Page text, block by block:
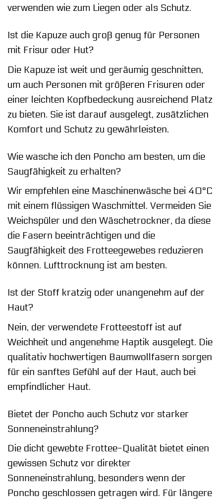
verwenden wie zum Liegen oder als Schutz.
Ist die Kapuze auch groß genug für Personen
mit Frisur oder Hut?
Die Kapuze ist weit und geräumig geschnitten,
um auch Personen mit größeren Frisuren oder
einer leichten Kopfbedeckung ausreichend Platz
zu bieten. Sie ist darauf ausgelegt, zusätzlichen
Komfort und Schutz zu gewährleisten.
Wie wasche ich den Poncho am besten, um die
Saugfähigkeit zu erhalten?
Wir empfehlen eine Maschinenwäsche bei 40°C
mit einem flüssigen Waschmittel. Vermeiden Sie
Weichspüler und den Wäschetrockner, da diese
die Fasern beeinträchtigen und die
Saugfähigkeit des Frotteegewebes reduzieren
können. Lufttrocknung ist am besten.
Ist der Stoff kratzig oder unangenehm auf der
Haut?
Nein, der verwendete Frotteestoff ist auf
Weichheit und angenehme Haptik ausgelegt. Die
qualitativ hochwertigen Baumwollfasern sorgen
für ein sanftes Gefühl auf der Haut, auch bei
empfindlicher Haut.
Bietet der Poncho auch Schutz vor starker
Sonneneinstrahlung?
Die dicht gewebte Frottee-Qualität bietet einen
gewissen Schutz vor direkter
Sonneneinstrahlung, besonders wenn der
Poncho geschlossen getragen wird. Für längere